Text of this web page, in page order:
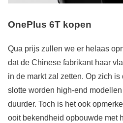
OnePlus 6T kopen
Qua prijs zullen we er helaas
dat de Chinese fabrikant haar
in de markt zal zetten. Op zich is
slotte worden high-end
duurder. Toch is het ook
ooit bekendheid opbouwde met